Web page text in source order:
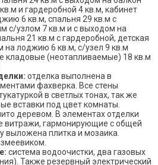
и гардеробной 4 кв.м, кабинет
6 кв.м, спальня 29 кв.м с
с/узлом 7 кв.м и с выходом на
21 кв.м с гардеробной, детская
на лоджию 6 кв.м, с/узел 9 кв.м
кладовые (неотапливаемые) 18 кв.м
отделка выполнена в
фахверка. Все стены
в светлых тонах, так же
вставки под цвет комнаты.
деревом. В элементах отделки
витражи, гармонирующие с общей
выложена плитка и мозаика.
система водоочистки, два газовых
Также резервный электрический